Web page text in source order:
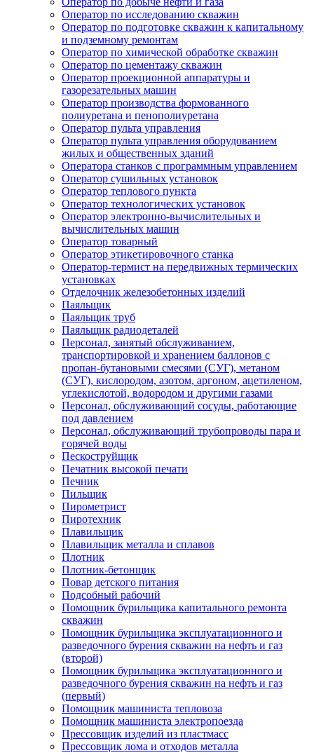
Оператор по исследованию скважин
Оператор по подготовке скважин к капитальному
и подземному ремонтам
Оператор по химической обработке скважин
Оператор по цементажу скважин
Оператор проекционной аппаратуры и
газорезательных машин
Оператор производства формованного
полиуретана и пенополиуретана
Оператор пульта управления
Оператор пульта управления оборудованием
жилых и общественных зданий
Оператора станков с программным управлением
Оператор сушильных установок
Оператор теплового пункта
Оператор технологических установок
Оператор электронно-вычислительных и
вычислительных машин
Оператор товарный
Оператор этикетировочного станка
Оператор-термист на передвижных термических
установках
Отделочник железобетонных изделий
Паяльщик
Паяльщик труб
Паяльщик радиодеталей
Персонал, занятый обслуживанием,
транспортировкой и хранением баллонов с
пропан-бутановыми смесями (СУГ), метаном
(СУГ), кислородом, азотом, аргоном, ацетиленом,
углекислотой, водородом и другими газами
Персонал, обслуживающий сосуды, работающие
под давлением
Персонал, обслуживающий трубопроводы пара и
горячей воды
Пескоструйщик
Печатник высокой печати
Печник
Пильщик
Пирометрист
Пиротехник
Плавильщик
Плавильщик металла и сплавов
Плотник
Плотник-бетонщик
Повар детского питания
Подсобный рабочий
Помощник бурильщика капитального ремонта
скважин
Помощник бурильщика эксплуатационного и
разведочного бурения скважин на нефть и газ
(второй)
Помощник бурильщика эксплуатационного и
разведочного бурения скважин на нефть и газ
(первый)
Помощник машиниста тепловоза
Помощник машиниста электропоезда
Прессовщик изделий из пластмасс
Прессовщик лома и отходов металла